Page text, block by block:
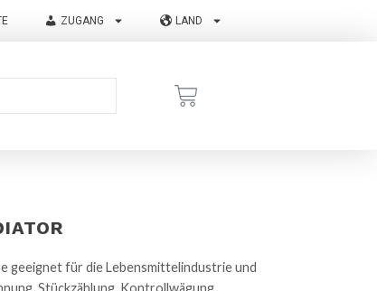
ZUGANG LAND
geeignet für die Lebensmittelindustrie und